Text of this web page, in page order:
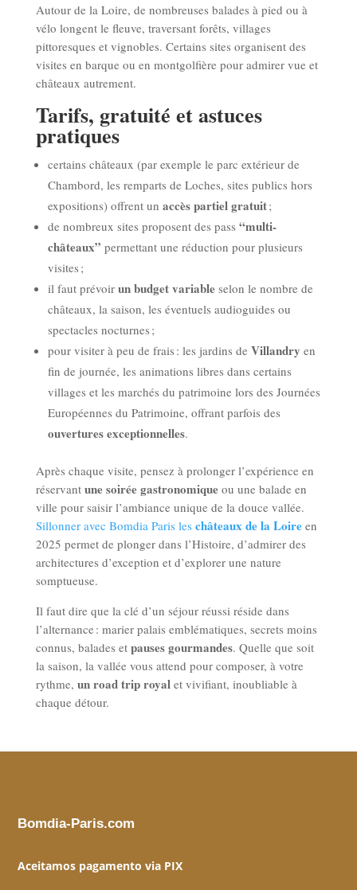
Autour de la Loire, de nombreuses balades à pied ou à
vélo longent le fleuve, traversant forêts, villages
pittoresques et vignobles. Certains sites organisent des
visites en barque ou en montgolfière pour admirer vue et
châteaux autrement.
Tarifs, gratuité et astuces
pratiques
certains châteaux (par exemple le parc extérieur de
Chambord, les remparts de Loches, sites publics hors
expositions) offrent un accès partiel gratuit;
de nombreux sites proposent des pass “multi-
châteaux” permettant une réduction pour plusieurs
visites ;
il faut prévoir un budget variable selon le nombre de
châteaux, la saison, les éventuels audioguides ou
spectacles nocturnes ;
pour visiter à peu de frais : les jardins de Villandry en
fin de journée, les animations libres dans certains
villages et les marchés du patrimoine lors des Journées
Européennes du Patrimoine, offrant parfois des
ouvertures exceptionnelles.
Après chaque visite, pensez à prolonger l’expérience en
réservant une soirée gastronomique ou une balade en
ville pour saisir l’ambiance unique de la douce vallée.
Sillonner avec Bomdia Paris les châteaux de la Loireen
2025 permet de plonger dans l’Histoire, d’admirer des
architectures d’exception et d’explorer une nature
somptueuse.
Il faut dire que la clé d’un séjour réussi réside dans
l’alternance : marier palais emblématiques, secrets moins
connus, balades et pauses gourmandes. Quelle que soit
la saison, la vallée vous attend pour composer, à votre
rythme, un road trip royal et vivifiant, inoubliable à
chaque détour.
Bomdia-Paris.com
Aceitamos pagamento via PIX